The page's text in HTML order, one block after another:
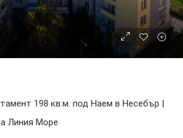
198 кв.м. под Наем в Несебър |
Линия Море